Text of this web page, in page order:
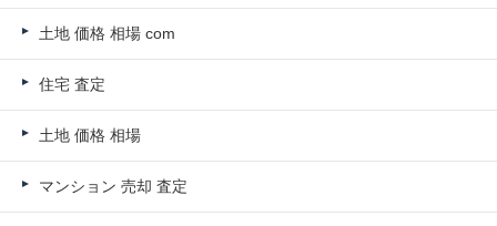
土地 価格 相場 com
住宅 査定
土地 価格 相場
マンション 売却 査定